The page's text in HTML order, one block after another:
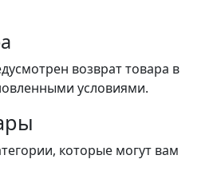
возврат товара в
условиями.
которые могут вам